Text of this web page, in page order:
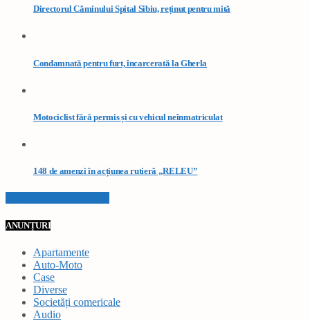
Directorul Căminului Spital Sibiu, reținut pentru mită
Condamnată pentru furt, încarcerată la Gherla
Motociclist fără permis și cu vehicul neînmatriculat
148 de amenzi în acțiunea rutieră „RELEU”
ANUNȚURI
Apartamente
Auto-Moto
Case
Diverse
Societăți comericale
Audio